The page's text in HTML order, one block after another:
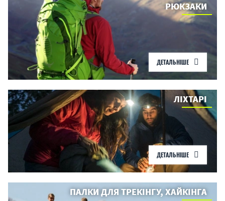
РЮКЗАКИ
ДЕТАЛЬНІШЕ
ЛІХТАРІ
ДЕТАЛЬНІШЕ
ПАЛКИ ДЛЯ ТРЕКІНГУ, ХАЙКІНГА